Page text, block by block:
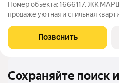
Номер объекта: 1666117. ЖК
продаже уютная и стильная
бытовая техника остаются
особенности
Позвонить
Сохраняйте поиск